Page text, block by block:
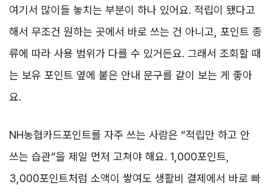
여기서 많이들 놓치는 부분이 하나 있어요. 적립이 됐다고
해서 무조건 원하는 곳에서 바로 쓰는 건 아니고, 포인트 종
류에 따라 사용 범위가 다를 수 있거든요. 그래서 조회할 때
는 보유 포인트 옆에 붙은 안내 문구를 같이 보는 게 좋아
요.
NH농협카드포인트를 자주 쓰는 사람은 “적립만 하고 안
쓰는 습관”을 제일 먼저 고쳐야 해요. 1,000포인트,
3,000포인트처럼 소액이 쌓여도 생활비 결제에서 바로 빠